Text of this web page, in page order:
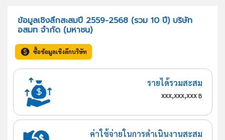
ข้อมูลเชิงลึกสะสมปี 2559-2568 (รวม 10 ปี) บริษัท
อสมท จำกัด (มหาชน)
ซื้อข้อมูลเชิงลึกบริษัท
รายได้รวมสะสม
xxx,xxx,xxx฿
ค่าใช้จ่ายในการดำเนินงานสะสม